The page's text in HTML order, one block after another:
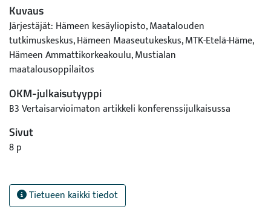
Kuvaus
Järjestäjät: Hämeen kesäyliopisto, Maatalouden
tutkimuskeskus, Hämeen Maaseutukeskus, MTK-Etelä-Häme,
Hämeen Ammattikorkeakoulu, Mustialan
maatalousoppilaitos
OKM-julkaisutyyppi
B3 Vertaisarvioimaton artikkeli konferenssijulkaisussa
Sivut
8 p
Tietueen kaikki tiedot